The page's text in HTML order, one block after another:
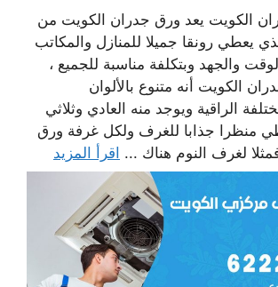
الكويت يعد ورق جدران الكويت من
يعطي رونقا جميلا للمنازل والمكاتب
والجهد وبتكلفة مناسبة للجميع ،
الكويت أنه متنوع بالألوان
الراقية ويوجد منه العادي وثلاثي
منظرا جذابا للغرف ولكل غرفة ورق
لغرف النوم هناك ... اقرأ المزيد